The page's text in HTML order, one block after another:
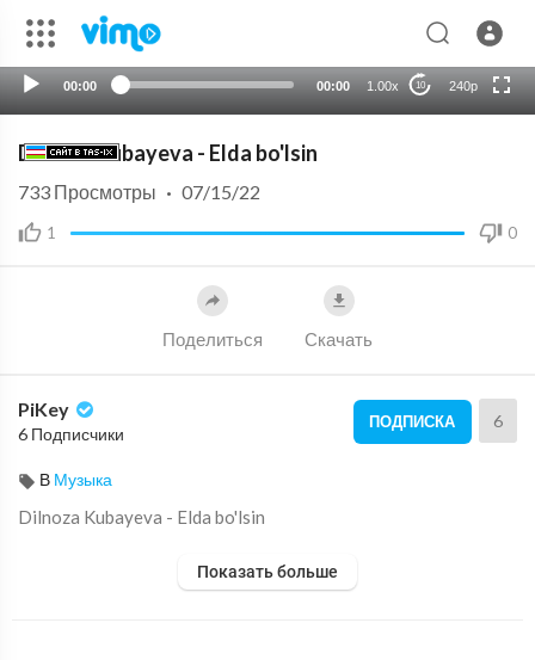
00:00 00:00 1.00x 10 240p
HD
Dilnoza Kubayeva - Elda bo'lsin
1 0
733 Просмотры · 07/15/22
Поделиться Скачать
PiKey
6 Подписчики
ПОДПИСКА 6
В Музыка
⁣Dilnoza Kubayeva - Elda bo'lsin
Показать больше